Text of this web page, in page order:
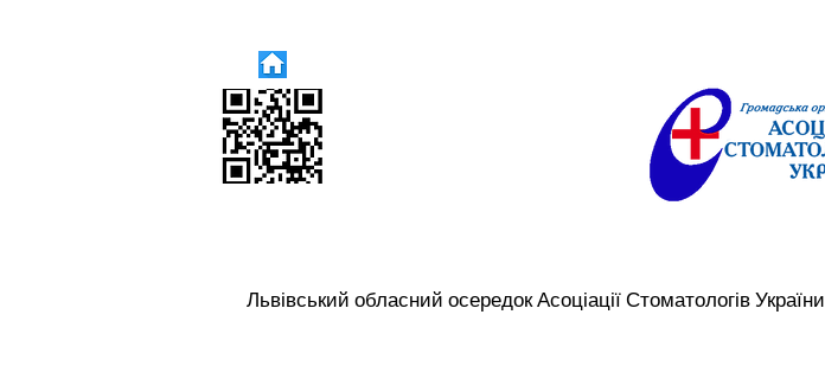
Львівський обласний осередок Асоціації Стоматологів України